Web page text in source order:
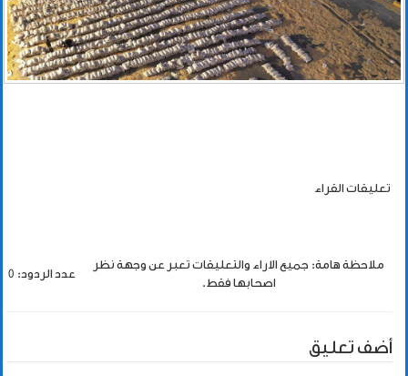
تعليقات القراء
ملاحظة هامة: جميع الاراء والتعليقات تعبر عن وجهة نظر
اصحابها فقط.
عدد الردود: 0
أضف تعليق